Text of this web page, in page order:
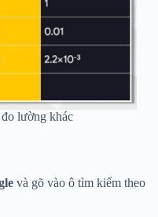
lường khác
và gõ vào ô tìm kiếm theo